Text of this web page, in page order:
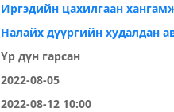
Иргэдийн цахилгаан
Налайх дүүргийн худалдан
Үр дүн гарсан
2022-08-05
2022-08-12 10:00